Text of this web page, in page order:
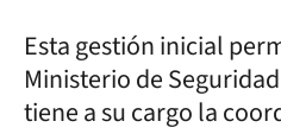
Esta gestión inicial
Ministerio de
tiene a su cargo la